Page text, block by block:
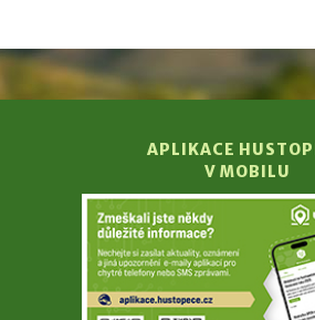
APLIKACE
V MOBILU